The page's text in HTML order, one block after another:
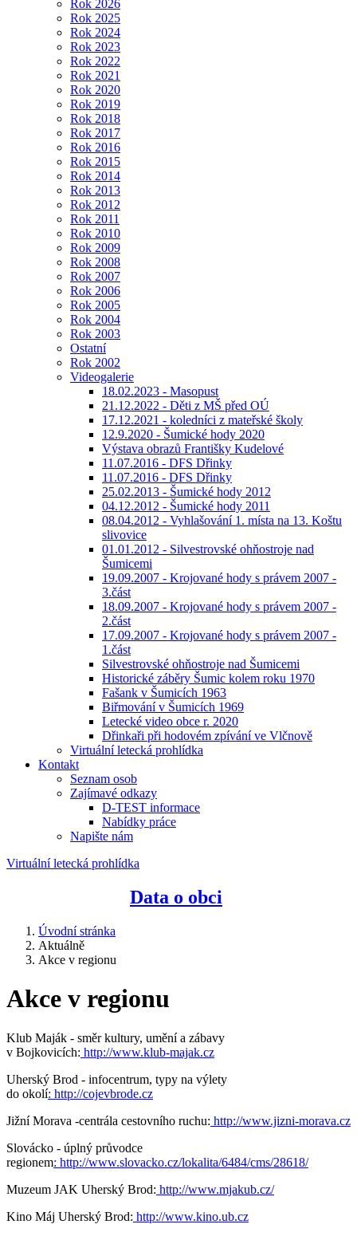
Rok 2026
Rok 2025
Rok 2024
Rok 2023
Rok 2022
Rok 2021
Rok 2020
Rok 2019
Rok 2018
Rok 2017
Rok 2016
Rok 2015
Rok 2014
Rok 2013
Rok 2012
Rok 2011
Rok 2010
Rok 2009
Rok 2008
Rok 2007
Rok 2006
Rok 2005
Rok 2004
Rok 2003
Ostatní
Rok 2002
Videogalerie
18.02.2023 - Masopust
21.12.2022 - Děti z MŠ před OÚ
17.12.2021 - koledníci z mateřské školy
12.9.2020 - Šumické hody 2020
Výstava obrazů Františky Kudelové
11.07.2016 - DFS Dřinky
11.07.2016 - DFS Dřinky
25.02.2013 - Šumické hody 2012
04.12.2012 - Šumické hody 2011
08.04.2012 - Vyhlašování 1. místa na 13. Koštu
slivovice
01.01.2012 - Silvestrovské ohňostroje nad
Šumicemi
19.09.2007 - Krojované hody s právem 2007 -
3.část
18.09.2007 - Krojované hody s právem 2007 -
2.část
17.09.2007 - Krojované hody s právem 2007 -
1.část
Silvestrovské ohňostroje nad Šumicemi
Historické záběry Šumic kolem roku 1970
Fašank v Šumicích 1963
Biřmování v Šumicích 1969
Letecké video obce r. 2020
Dřinkaři při hodovém zpívání ve Vlčnově
Virtuální letecká prohlídka
Kontakt
Seznam osob
Zajímavé odkazy
D-TEST informace
Nabídky práce
Napište nám
Virtuální letecká prohlídka
Data o obci
Úvodní stránka
Aktuálně
Akce v regionu
Akce v regionu
Klub Maják - směr kultury, umění a zábavy
v Bojkovicích: http://www.klub-majak.cz
Uherský Brod - infocentrum, typy na výlety
do okolí: http://cojevbrode.cz
Jižní Morava -centrála cestovního ruchu: http://www.jizni-morava.cz
Slovácko - úplný průvodce
regionem: http://www.slovacko.cz/lokalita/6484/cms/28618/
Muzeum JAK Uherský Brod: http://www.mjakub.cz/
Kino Máj Uherský Brod: http://www.kino.ub.cz